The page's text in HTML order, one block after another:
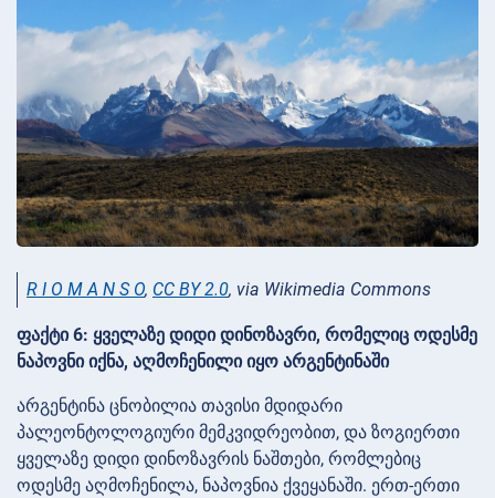
R I O M A N S O, CC BY 2.0, via Wikimedia Commons
ფაქტი 6: ყველაზე დიდი დინოზავრი, რომელიც ოდესმე
ნაპოვნი იქნა, აღმოჩენილი იყო არგენტინაში
არგენტინა ცნობილია თავისი მდიდარი
პალეონტოლოგიური მემკვიდრეობით, და ზოგიერთი
ყველაზე დიდი დინოზავრის ნაშთები, რომლებიც
ოდესმე აღმოჩენილა, ნაპოვნია ქვეყანაში. ერთ-ერთი